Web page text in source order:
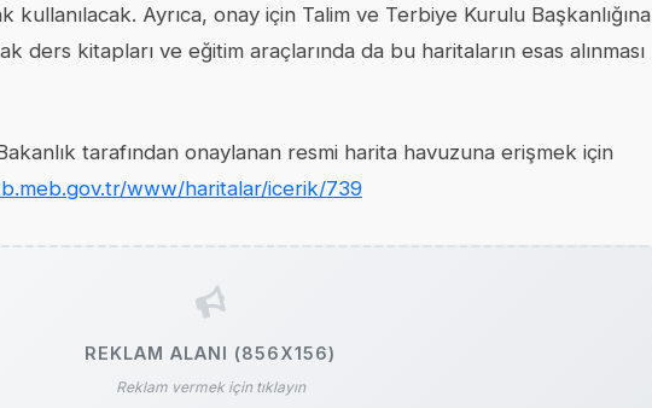
kullanılacak. Ayrıca, onay için Talim ve Terbiye Kurulu Başkanlığına
ders kitapları ve eğitim araçlarında da bu haritaların esas alınması
tarafından onaylanan resmi harita havuzuna erişmek için
www/haritalar/icerik/739
REKLAM ALANI (856X156)
Reklam vermek için tıklayın